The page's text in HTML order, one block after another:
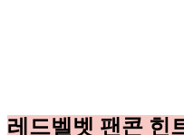
레드벨벳 팬콘 힌